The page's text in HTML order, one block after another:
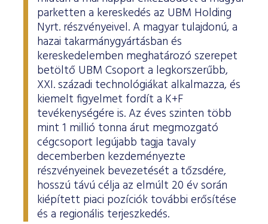
parketten a kereskedés az UBM Holding
Nyrt. részvényeivel. A magyar tulajdonú, a
hazai takarmánygyártásban és
kereskedelemben meghatározó szerepet
betöltő UBM Csoport a legkorszerűbb,
XXI. századi technológiákat alkalmazza, és
kiemelt figyelmet fordít a K+F
tevékenységére is. Az éves szinten több
mint 1 millió tonna árut megmozgató
cégcsoport legújabb tagja tavaly
decemberben kezdeményezte
részvényeinek bevezetését a tőzsdére,
hosszú távú célja az elmúlt 20 év során
kiépített piaci pozíciók további erősítése
és a regionális terjeszkedés.